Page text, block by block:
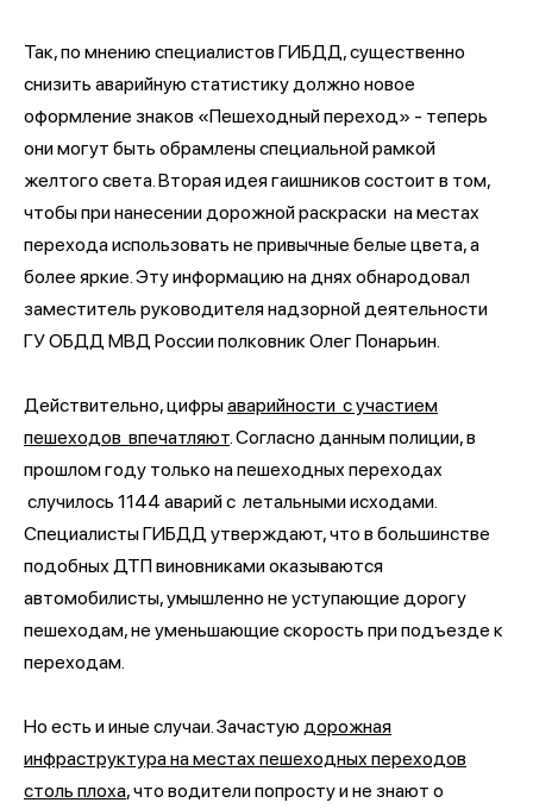
Так, по мнению специалистов ГИБДД, существенно
снизить аварийную статистику должно новое
оформление знаков «Пешеходный переход» - теперь
они могут быть обрамлены специальной рамкой
желтого света. Вторая идея гаишников состоит в том,
чтобы при нанесении дорожной раскраски на местах
перехода использовать не привычные белые цвета, а
более яркие. Эту информацию на днях обнародовал
заместитель руководителя надзорной деятельности
ГУ ОБДД МВД России полковник Олег Понарьин.
Действительно, цифрыаварийности с участием
пешеходов впечатляют . Согласно данным полиции, в
прошлом году только на пешеходных переходах
случилось 1144 аварий с летальными исходами.
Специалисты ГИБДД утверждают, что в большинстве
подобных ДТП виновниками оказываются
автомобилисты, умышленно не уступающие дорогу
пешеходам, не уменьшающие скорость при подъезде к
переходам.
Но есть и иные случаи. Зачастую дорожная
инфраструктура на местах пешеходных переходов
столь плоха, что водители попросту и не знают о